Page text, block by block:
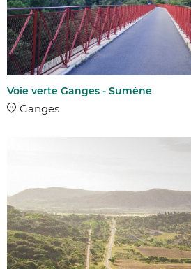
Voie verte Ganges - Sumène
Ganges